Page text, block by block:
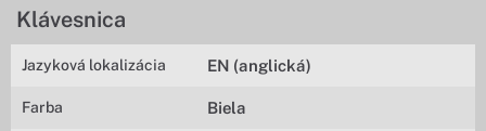
Klávesnica
Jazyková lokalizácia EN (anglická)
Farba Biela